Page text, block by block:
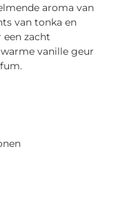
aroma van
van tonka en
een zacht
vanille geur